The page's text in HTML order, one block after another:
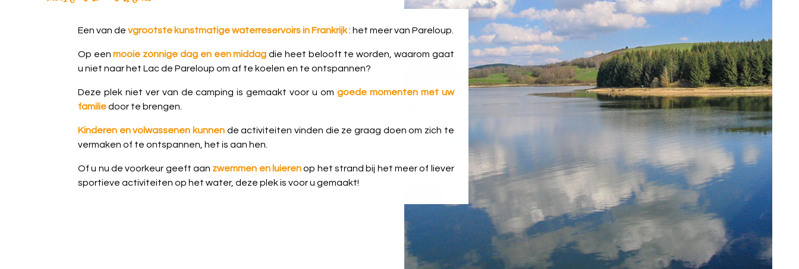
Een van de vgrootste kunstmatige waterreservoirs in Frankrijk: het meer van Pareloup.
Op eenmooie zonnige dag en een middag die heet belooft te worden, waarom gaat
u niet naar het Lac de Pareloup om af te koelen en te ontspannen?
Deze plek niet ver van de camping is gemaakt voor u omgoede momenten met uw
familiedoor te brengen.
Kinderen en volwassenen kunnende activiteiten vinden die ze graag doen om zich te
vermaken of te ontspannen, het is aan hen.
Of u nu de voorkeur geeft aan zwemmen en luierenop het strand bij het meer of liever
sportieve activiteiten op het water, deze plek is voor u gemaakt!